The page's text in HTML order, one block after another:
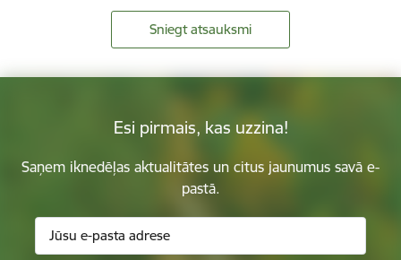
Sniegt atsauksmi
Esi pirmais, kas uzzina!
Saņem iknedēļas aktualitātes un citus jaunumus savā e-
pastā.